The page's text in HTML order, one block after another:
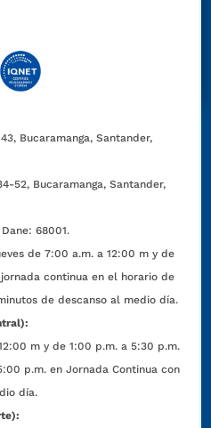
Bucaramanga, Santander,
52, Bucaramanga, Santander,
68001.
de 7:00 a.m. a 12:00 m y de
continua en el horario de
de descanso al medio día.
m y de 1:00 p.m. a 5:30 p.m.
en Jornada Continua con
día.